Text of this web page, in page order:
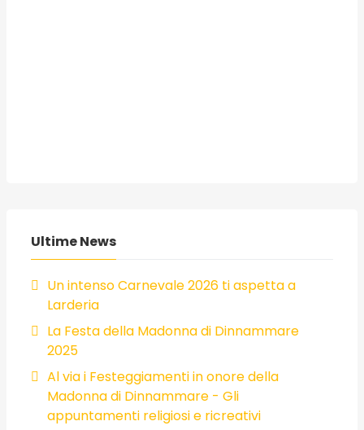
Ultime News
Un intenso Carnevale 2026 ti aspetta a
Larderia
La Festa della Madonna di Dinnammare
2025
Al via i Festeggiamenti in onore della
Madonna di Dinnammare - Gli
appuntamenti religiosi e ricreativi